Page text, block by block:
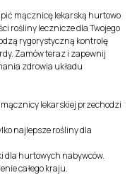
mącznicę lekarską hurtowo
rośliny lecznicze dla Twojego
rygorystyczną kontrolę
Zamów teraz i zapewnij
zdrowia układu
lekarskiej przechodzi
najlepsze rośliny dla
dla hurtowych nabywców.
całego kraju.